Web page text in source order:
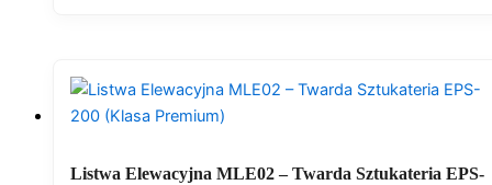
Listwa Elewacyjna MLE02 – Twarda Sztukateria EPS-